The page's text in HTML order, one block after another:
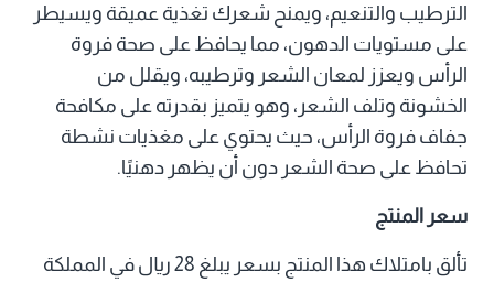
الترطيب والتنعيم، ويمنح شعرك تغذية عميقة ويسيطر
على مستويات الدهون، مما يحافظ على صحة فروة
الرأس ويعزز لمعان الشعر وترطيبه، ويقلل من
الخشونة وتلف الشعر، وهو يتميز بقدرته على مكافحة
جفاف فروة الرأس، حيث يحتوي على مغذيات نشطة
تحافظ على صحة الشعر دون أن يظهر دهنيًا.
سعر المنتج
تألق بامتلاك هذا المنتج بسعر يبلغ 28 ريال في المملكة